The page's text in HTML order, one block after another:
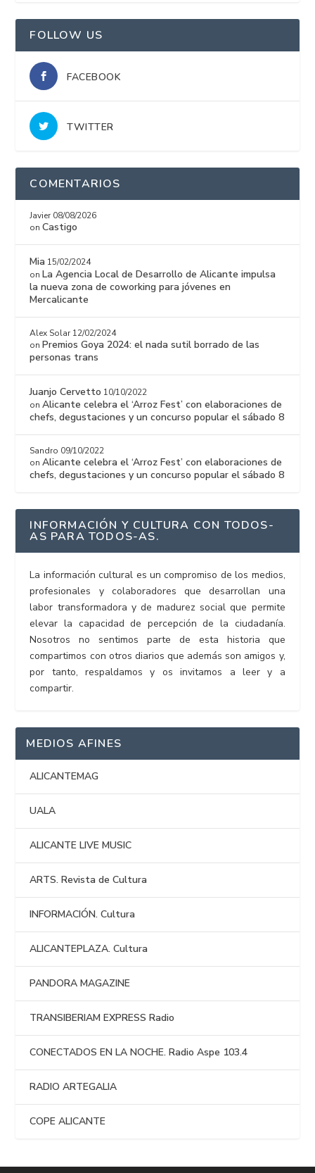
FOLLOW US
FACEBOOK
TWITTER
COMENTARIOS
Javier 08/08/2026
onCastigo
Mia 15/02/2024
on La Agencia Local de Desarrollo de Alicante impulsa
la nueva zona de coworking para jóvenes en
Mercalicante
Alex Solar 12/02/2024
on Premios Goya 2024: el nada sutil borrado de las
personas trans
Juanjo Cervetto 10/10/2022
onAlicante celebra el ‘Arroz Fest’ con elaboraciones de
chefs, degustaciones y un concurso popular el sábado 8
Sandro 09/10/2022
onAlicante celebra el ‘Arroz Fest’ con elaboraciones de
chefs, degustaciones y un concurso popular el sábado 8
INFORMACIÓN Y CULTURA CON TODOS-
AS PARA TODOS-AS.
La información cultural es un compromiso de los medios,
profesionales y colaboradores que desarrollan una
labor transformadora y de madurez social que permite
elevar la capacidad de percepción de la ciudadanía.
Nosotros no sentimos parte de esta historia que
compartimos con otros diarios que además son amigos y,
por tanto, respaldamos y os invitamos a leer y a
compartir.
MEDIOS AFINES
ALICANTEMAG
UALA
ALICANTE LIVE MUSIC
ARTS. Revista de Cultura
INFORMACIÓN. Cultura
ALICANTEPLAZA. Cultura
PANDORA MAGAZINE
TRANSIBERIAM EXPRESS Radio
CONECTADOS EN LA NOCHE. Radio Aspe 103.4
RADIO ARTEGALIA
COPE ALICANTE